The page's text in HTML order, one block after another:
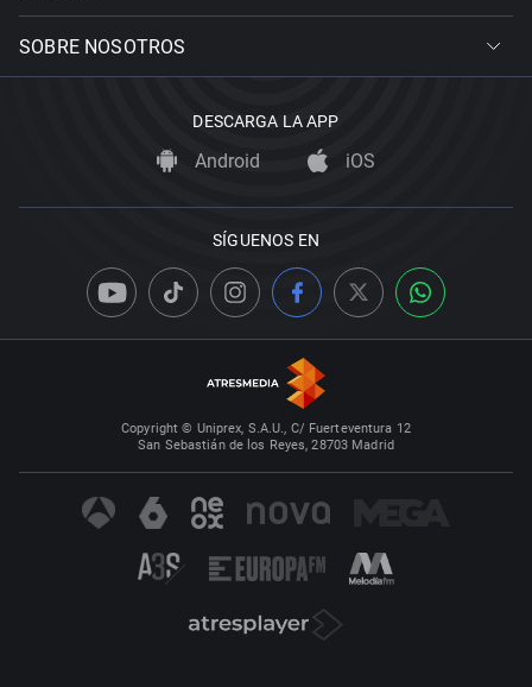
SOBRE NOSOTROS
DESCARGA LA APP
Android iOS
SÍGUENOS EN
Copyright © Uniprex, S.A.U., C/ Fuerteventura 12
San Sebastián de los Reyes, 28703 Madrid